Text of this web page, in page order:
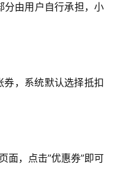
分由用户自行承担，小
，系统默认选择抵扣
面，点击”优惠券”即可